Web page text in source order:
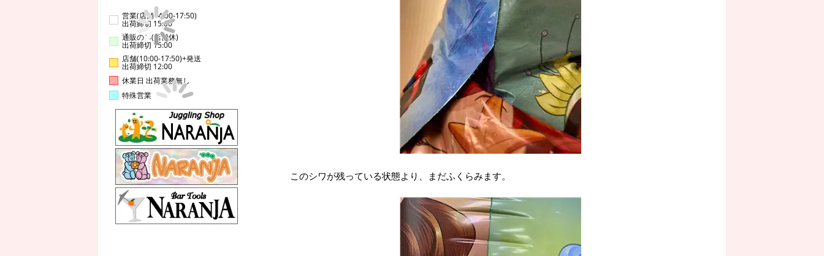
営業(店舗14:00-17:50)
出荷締切 15:00
通販のみ(店舗休)
出荷締切 15:00
店舗(10:00-17:50)+発送
出荷締切 12:00
休業日 出荷業務無し
特殊営業
このシワが残っている状態より、まだふくらみます。